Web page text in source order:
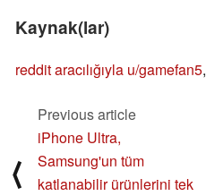
Kaynak(lar)
reddit aracılığıyla u/gamefan5,
⟨
Previous article
iPhone Ultra,
Samsung'un tüm
katlanabilir ürünlerini tek